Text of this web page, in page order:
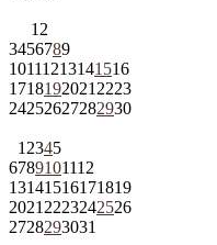
1 2
3456789
10111213141516
1718192021 2223
24252627282930
1 2345
6789101112
13141516171819
2021 2223242526
2728293031